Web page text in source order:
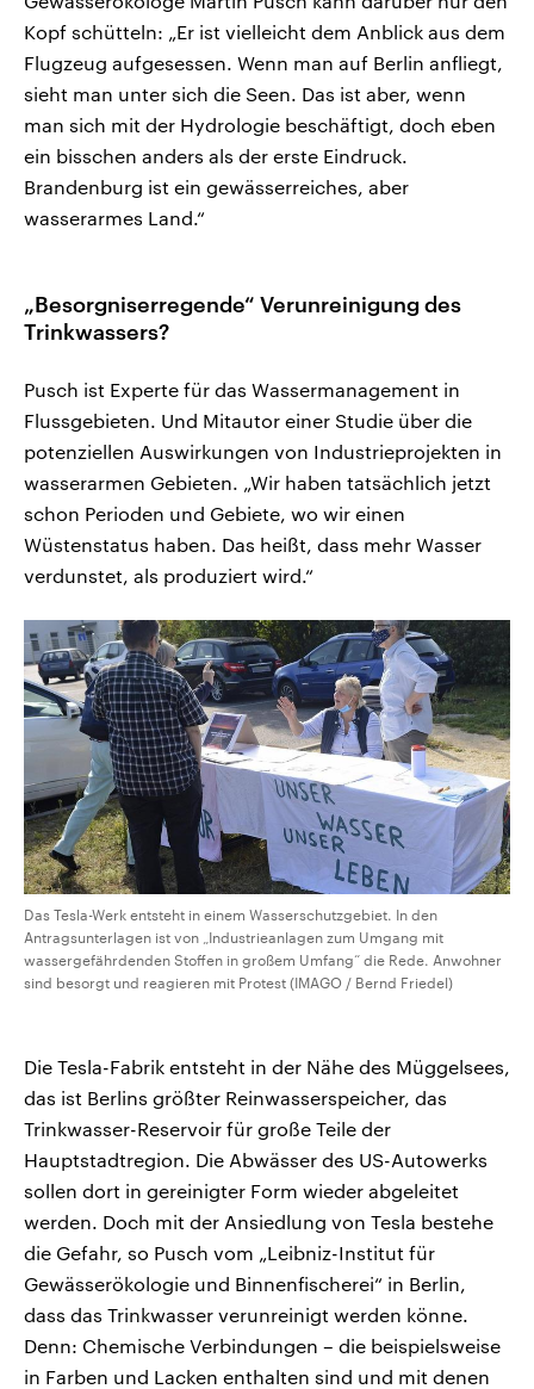
Kopf schütteln: „Er ist vielleicht dem Anblick aus dem
Flugzeug aufgesessen. Wenn man auf Berlin anfliegt,
sieht man unter sich die Seen. Das ist aber, wenn
man sich mit der Hydrologie beschäftigt, doch eben
ein bisschen anders als der erste Eindruck.
Brandenburg ist ein gewässerreiches, aber
wasserarmes Land.“
„Besorgniserregende“ Verunreinigung des
Trinkwassers?
Pusch ist Experte für das Wassermanagement in
Flussgebieten. Und Mitautor einer Studie über die
potenziellen Auswirkungen von Industrieprojekten in
wasserarmen Gebieten. „Wir haben tatsächlich jetzt
schon Perioden und Gebiete, wo wir einen
Wüstenstatus haben. Das heißt, dass mehr Wasser
verdunstet, als produziert wird.“
Das Tesla-Werk entsteht in einem Wasserschutzgebiet. In den
Antragsunterlagen ist von „Industrieanlagen zum Umgang mit
wassergefährdenden Stoffen in großem Umfang“ die Rede. Anwohner
sind besorgt und reagieren mit Protest (IMAGO / Bernd Friedel)
Die Tesla-Fabrik entsteht in der Nähe des Müggelsees,
das ist Berlins größter Reinwasserspeicher, das
Trinkwasser-Reservoir für große Teile der
Hauptstadtregion. Die Abwässer des US-Autowerks
sollen dort in gereinigter Form wieder abgeleitet
werden. Doch mit der Ansiedlung von Tesla bestehe
die Gefahr, so Pusch vom „Leibniz-Institut für
Gewässerökologie und Binnenfischerei“ in Berlin,
dass das Trinkwasser verunreinigt werden könne.
Denn: Chemische Verbindungen – die beispielsweise
in Farben und Lacken enthalten sind und mit denen